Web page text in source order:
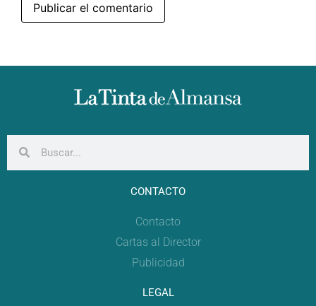
CONTACTO
Contacto
Cartas al Director
Publicidad
LEGAL